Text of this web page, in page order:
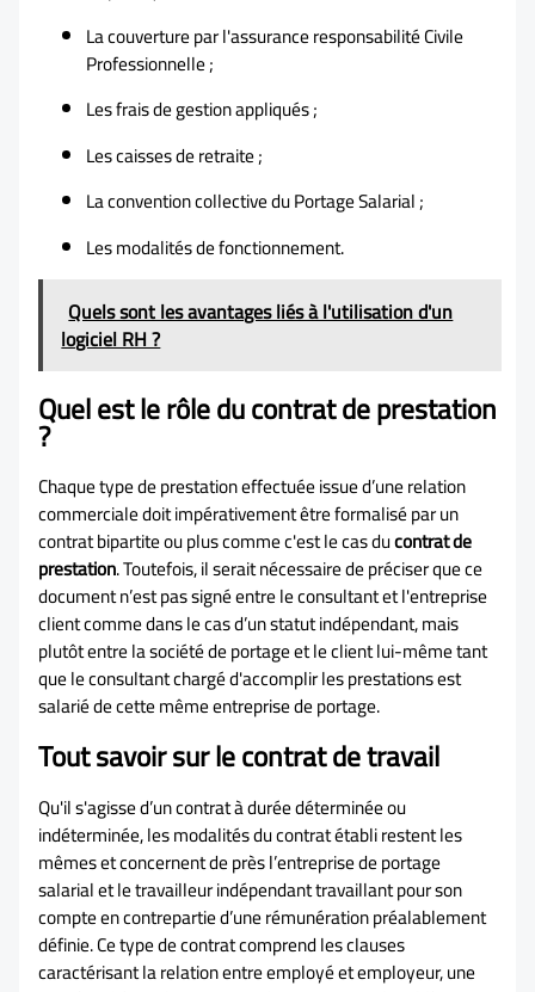
La couverture par l'assurance responsabilité Civile
Professionnelle ;
Les frais de gestion appliqués ;
Les caisses de retraite ;
La convention collective du Portage Salarial ;
Les modalités de fonctionnement.
Quels sont les avantages liés à l'utilisation d'un
logiciel RH ?
Quel est le rôle du contrat de prestation
?
Chaque type de prestation effectuée issue d’une relation
commerciale doit impérativement être formalisé par un
contrat bipartite ou plus comme c'est le cas ducontrat de
prestation.Toutefois, il serait nécessaire de préciser que ce
document n’est pas signé entre le consultant et l'entreprise
client comme dans le cas d’un statut indépendant, mais
plutôt entre la société de portage et le client lui-même tant
que le consultant chargé d'accomplir les prestations est
salarié de cette même entreprise de portage.
Tout savoir sur le contrat de travail
Qu'il s'agisse d’un contrat à durée déterminée ou
indéterminée, les modalités du contrat établi restent les
mêmes et concernent de près l’entreprise de portage
salarial et le travailleur indépendant travaillant pour son
compte en contrepartie d’une rémunération préalablement
définie. Ce type de contrat comprend les clauses
caractérisant la relation entre employé et employeur, une